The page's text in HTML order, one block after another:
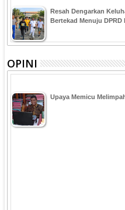
Resah Dengarkan
Bertekad Menuju DPRD
OPINI
Upaya Memicu